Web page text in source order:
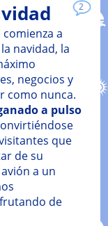
2
a
navidad, la
negocios y
como nunca.
a pulso
que
de su
a un
de